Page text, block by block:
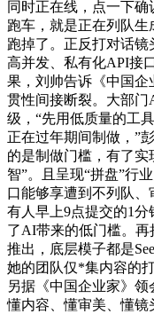
同时正在线，点一下
跑车，就是正在列队
跑掉了。正反打对话镜
高并发、私有化API接
果，刘帅告诉《中国
贯性间接断裂。大部
级，“先用低质量的工
正在过年期间制做，”
的是制做门槛，有了实
智”。且呈现“拼盘”行
口能够享遭到不列队、
有人早上9点提交的1
了AI带来的低门槛。再
推出，底层模子都是
她的团队仅*集内容的
另据《中国企业家》
懂内容、懂审美、懂